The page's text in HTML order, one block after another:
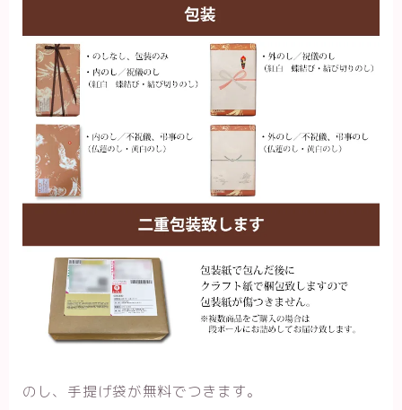
のし、手提げ袋が無料でつきます。